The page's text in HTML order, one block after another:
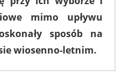
mimo upływu
sposób na
wiosenno-letnim.